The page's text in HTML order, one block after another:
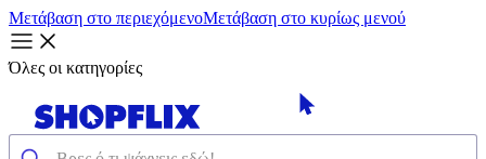
Μετάβαση στο περιεχόμενοΜετάβαση στο κυρίως μενού
Όλες οι κατηγορίες